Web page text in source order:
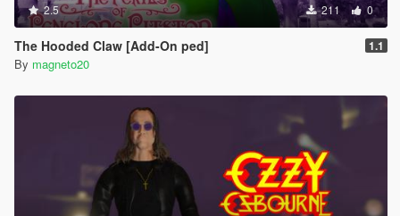
2.5 211 0
The Hooded Claw [Add-On ped] 1.1
By magneto20